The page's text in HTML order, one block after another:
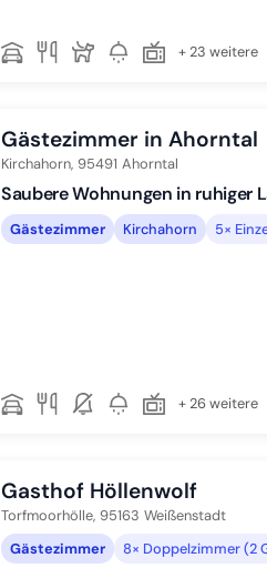
+ 23 weitere
Gästezimmer in Ahorntal
Kirchahorn, 95491 Ahorntal
Saubere Wohnungen in ruhiger
Gästezimmer Kirchahorn 5×
+ 26 weitere
Gasthof Höllenwolf
Torfmoorhölle, 95163 Weißenstadt
Gästezimmer
8× Doppelzimmer (2